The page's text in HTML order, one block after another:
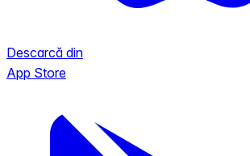
Descarcă din
App Store